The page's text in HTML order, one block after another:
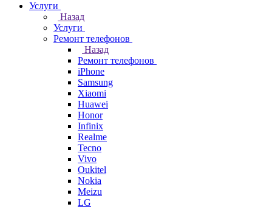
Услуги
Назад
Услуги
Ремонт телефонов
Назад
Ремонт телефонов
iPhone
Samsung
Xiaomi
Huawei
Honor
Infinix
Realme
Tecno
Vivo
Oukitel
Nokia
Meizu
LG